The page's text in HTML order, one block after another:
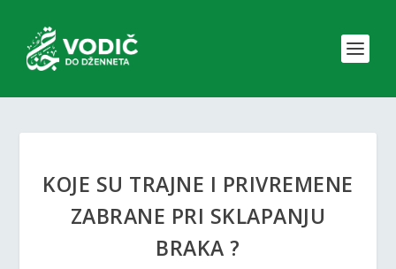
KOJE SU TRAJNE I PRIVREMENE
ZABRANE PRI SKLAPANJU
BRAKA ?